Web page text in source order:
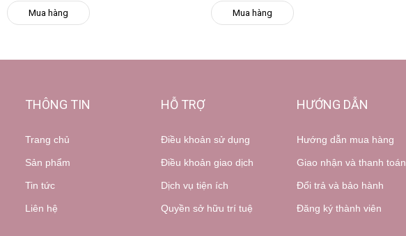
Mua hàng Mua hàng
THÔNG TIN
Trang chủ
Sản phẩm
Tin tức
Liên hệ
HỖ TRỢ
Điều khoản sử dụng
Điều khoản giao dịch
Dịch vụ tiện ích
Quyền sở hữu trí tuệ
HƯỚNG DẪN
Hướng dẫn mua hàng
Giao nhận và thanh toán
Đổi trả và bảo hành
Đăng ký thành viên